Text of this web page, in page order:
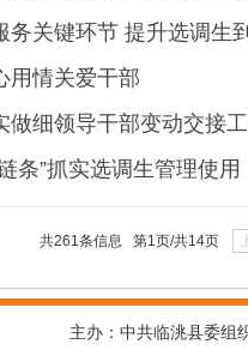
务关键环节 提升选调生
用情关爱干部
做细领导干部变动交接
条”抓实选调生管理使用
共261条信息 第1页/共14页
主办：中共临洮县委组